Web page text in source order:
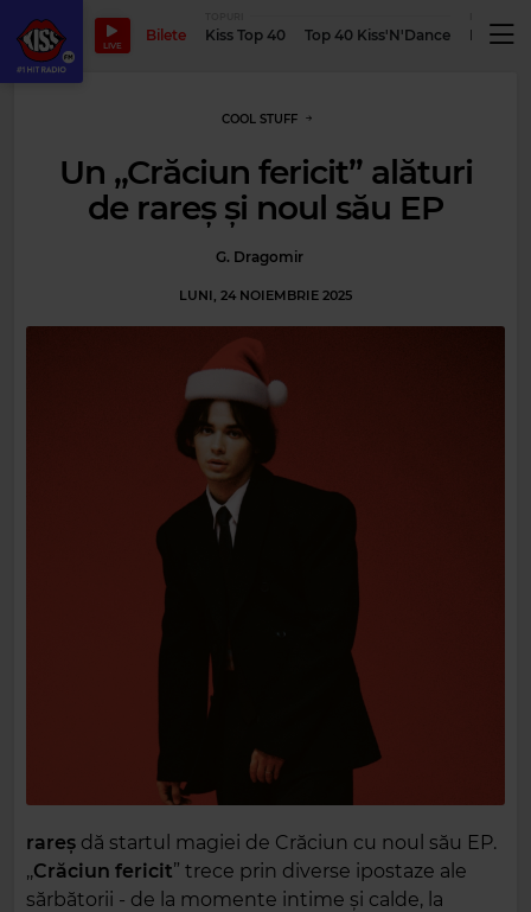
LIVE
Bilete Kiss Top 40 Top 40 Kiss'N'Dance
COOL STUFF
Un ,,Crăciun fericit” alături
de rareș și noul său EP
G. Dragomir
LUNI, 24 NOIEMBRIE 2025
rareș dă startul magiei de Crăciun cu noul său EP.
,,Crăciun fericit” trece prin diverse ipostaze ale
sărbătorii - de la momente intime și calde, la